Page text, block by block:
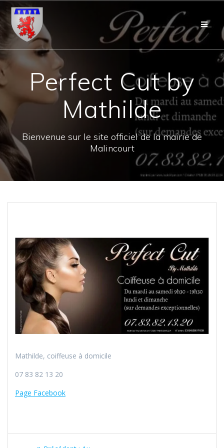
to
content
Perfect Cut by
Mathilde
Bienvenue sur le site officiel de la mairie de
Malincourt
Mathilde, coiffeuse à domicile
07 83 82 13 20
Page Facebook
Navigation